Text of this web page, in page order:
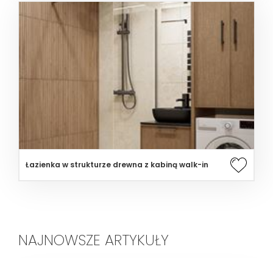
Łazienka w strukturze drewna z kabiną walk-in
NAJNOWSZE ARTYKUŁY